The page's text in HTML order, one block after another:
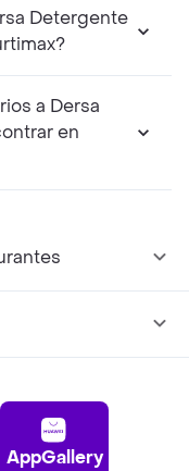
Detergente
a Dersa
en
AppGallery